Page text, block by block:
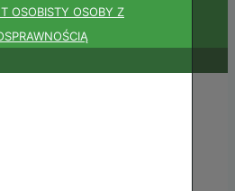
OSOBISTY OSOBY Z